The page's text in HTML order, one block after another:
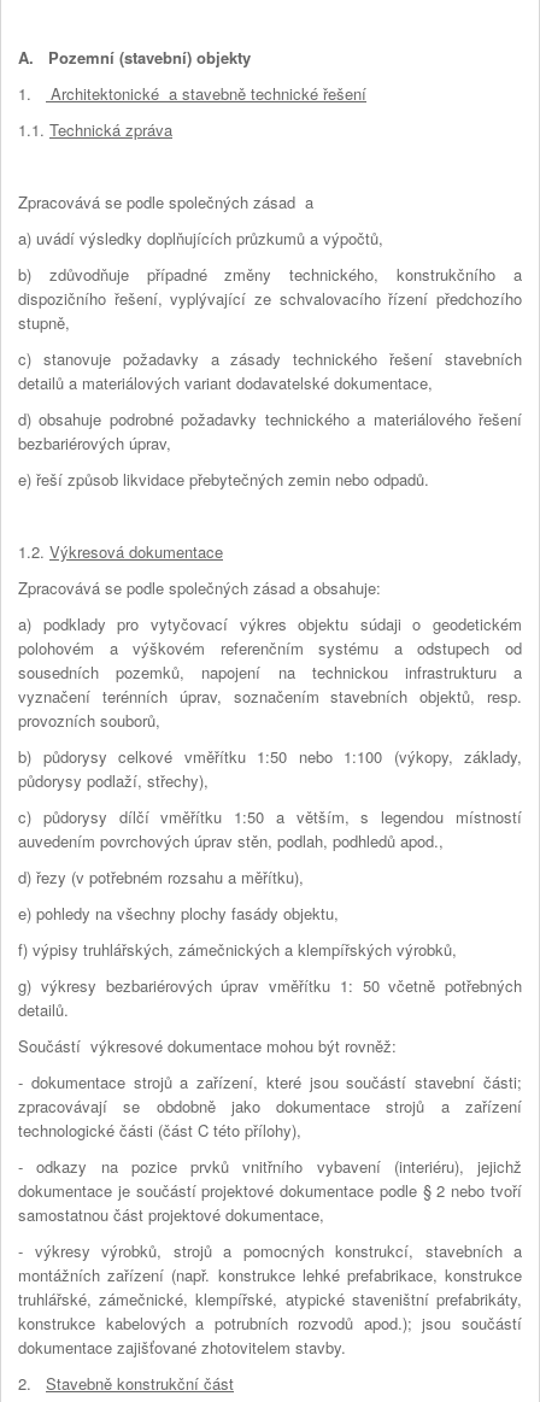
A. Pozemní (stavební) objekty
1.
Architektonické a stavebně technické řešení
1.1. Technická zpráva
Zpracovává se podle společných zásad a
a) uvádí výsledky doplňujících průzkumů a výpočtů,
b) zdůvodňuje případné změny technického, konstrukčního a
dispozičního řešení, vyplývající ze schvalovacího řízení předchozího
stupně,
c) stanovuje požadavky a zásady technického řešení stavebních
detailů a materiálových variant dodavatelské dokumentace,
d) obsahuje podrobné požadavky technického a materiálového řešení
bezbariérových úprav,
e) řeší způsob likvidace přebytečných zemin nebo odpadů.
1.2. Výkresová dokumentace
Zpracovává se podle společných zásad a obsahuje:
a) podklady pro vytyčovací výkres objektu súdaji o geodetickém
polohovém a výškovém referenčním systému a odstupech od
sousedních pozemků, napojení na technickou infrastrukturu a
vyznačení terénních úprav, soznačením stavebních objektů, resp.
provozních souborů,
b) půdorysy celkové vměřítku 1:50 nebo 1:100 (výkopy, základy,
půdorysy podlaží, střechy),
c) půdorysy dílčí vměřítku 1:50 a větším, s legendou místností
auvedením povrchových úprav stěn, podlah, podhledů apod.,
d) řezy (v potřebném rozsahu a měřítku),
e) pohledy na všechny plochy fasády objektu,
f) výpisy truhlářských, zámečnických a klempířských výrobků,
g) výkresy bezbariérových úprav vměřítku 1: 50 včetně potřebných
detailů.
Součástí výkresové dokumentace mohou být rovněž:
- dokumentace strojů a zařízení, které jsou součástí stavební části;
zpracovávají se obdobně jako dokumentace strojů a zařízení
technologické části (část C této přílohy),
- odkazy na pozice prvků vnitřního vybavení (interiéru), jejichž
dokumentace je součástí projektové dokumentace podle § 2 nebo tvoří
samostatnou část projektové dokumentace,
- výkresy výrobků, strojů a pomocných konstrukcí, stavebních a
montážních zařízení (např. konstrukce lehké prefabrikace, konstrukce
truhlářské, zámečnické, klempířské, atypické staveništní prefabrikáty,
konstrukce kabelových a potrubních rozvodů apod.); jsou součástí
dokumentace zajišťované zhotovitelem stavby.
2. Stavebně konstrukční část